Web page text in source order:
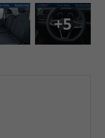
+5